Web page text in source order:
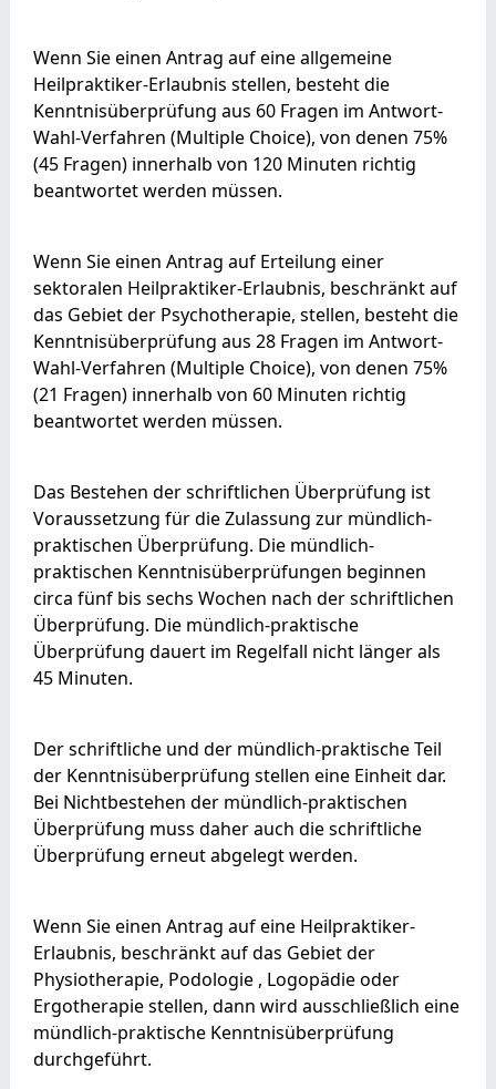
Wenn Sie einen Antrag auf eine allgemeine
Heilpraktiker-Erlaubnis stellen, besteht die
Kenntnisüberprüfung aus 60 Fragen im Antwort-
Wahl-Verfahren (Multiple Choice), von denen 75%
(45 Fragen) innerhalb von 120 Minuten richtig
beantwortet werden müssen.
Wenn Sie einen Antrag auf Erteilung einer
sektoralen Heilpraktiker-Erlaubnis, beschränkt auf
das Gebiet der Psychotherapie, stellen, besteht die
Kenntnisüberprüfung aus 28 Fragen im Antwort-
Wahl-Verfahren (Multiple Choice), von denen 75%
(21 Fragen) innerhalb von 60 Minuten richtig
beantwortet werden müssen.
Das Bestehen der schriftlichen Überprüfung ist
Voraussetzung für die Zulassung zur mündlich-
praktischen Überprüfung. Die mündlich-
praktischen Kenntnisüberprüfungen beginnen
circa fünf bis sechs Wochen nach der schriftlichen
Überprüfung. Die mündlich-praktische
Überprüfung dauert im Regelfall nicht länger als
45 Minuten.
Der schriftliche und der mündlich-praktische Teil
der Kenntnisüberprüfung stellen eine Einheit dar.
Bei Nichtbestehen der mündlich-praktischen
Überprüfung muss daher auch die schriftliche
Überprüfung erneut abgelegt werden.
Wenn Sie einen Antrag auf eine Heilpraktiker-
Erlaubnis, beschränkt auf das Gebiet der
Physiotherapie, Podologie , Logopädie oder
Ergotherapiestellen, dann wird ausschließlich eine
mündlich-praktische Kenntnisüberprüfung
durchgeführt.